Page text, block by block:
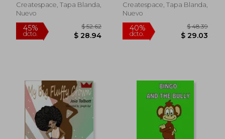
Createspace, Tapa Blanda,
Nuevo
Createspace, Tapa Blanda,
Nuevo